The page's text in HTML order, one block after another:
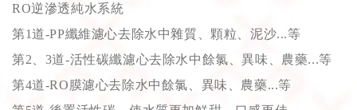
RO逆滲透純水系統
第1道-PP纖維濾心去除水中雜質、顆粒、泥沙...等
第2、3道-活性碳纖濾心去除水中餘氯、異味、農藥...等
第4道-RO膜濾心去除水中餘氯、異味、農藥...等